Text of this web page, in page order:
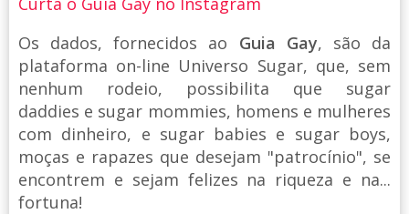
Os dados, fornecidos ao Guia Gay, são da
plataforma on-line Universo Sugar, que, sem
nenhum rodeio, possibilita que sugar
daddies e sugar mommies, homens e mulheres
com dinheiro, e sugar babies e sugar boys,
moças e rapazes que desejam "patrocínio", se
encontrem e sejam felizes na riqueza e na...
fortuna!